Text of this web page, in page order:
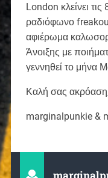
London κλείνει
ραδιόφωνο
αφιέρωμα
Άνοιξης με
γεννηθεί το μήνα
Καλή σας
marginalpunkie &